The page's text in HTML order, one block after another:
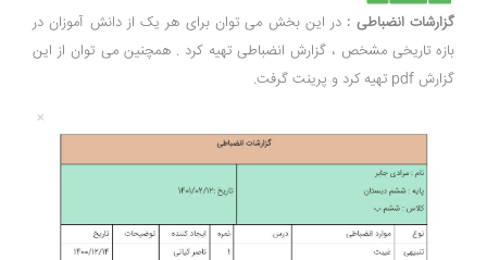
گزارشات انضباطی : در این بخش می توان برای هر یک از دانش آموزان در
بازه تاریخی مشخص ، گزارش انضباطی تهیه کرد . همچنین می توان از این
گزارش pdf تهیه کرد و پرینت گرفت.